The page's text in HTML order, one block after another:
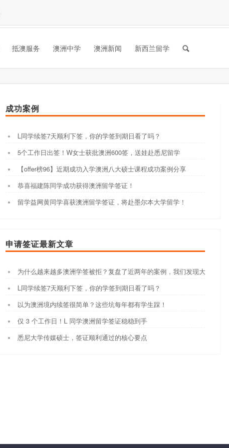
抵澳服务 澳洲中学 澳洲新闻 新西兰留学
成功案例
L同学续签7天顺利下签，你的学签到期日看了吗？
5个工作日出签！W女士获批澳洲600签，送娃赴悉尼留学
【offer榜96】近期成功入学澳洲八大硕士课程成功案例分享
恭喜福建陈同学成功获得澳洲留学签证！
留学益网黄同学喜获澳洲留学签证，将赴墨尔本大学留学！
申请签证最新文章
为什么越来越多澳洲学签被拒？复盘了近两年的案例，我们发现大家都踩
L同学续签7天顺利下签，你的学签到期日看了吗？
以为澳洲境内续签很简单？这些坑每年都有学生踩！
仅 3 个工作日！L 同学澳洲留学签证稳稳到手
悉尼大学传媒硕士，签证顺利通过的核心要点